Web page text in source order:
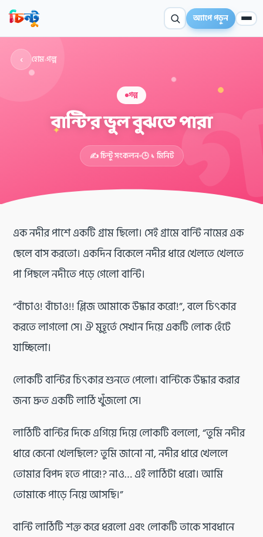
অ্যাপে পড়ুন
✦
‹ হোম›গল্প
গল্প
বান্টি’র ভুল বুঝতে পারা
✍️ চিন্টু সংকলন 🕒 ১ মিনিট
এক নদীর পাশে একটি গ্রাম ছিলো। সেই গ্রামে বান্টি নামের এক
ছেলে বাস করতো। একদিন বিকেলে নদীর ধারে খেলতে খেলতে
পা পিছলে নদীতে পড়ে গেলো বান্টি।
“বাঁচাও! বাঁচাও!! প্লিজ আমাকে উদ্ধার করো!”, বলে চিৎকার
করতে লাগলো সে। ঐ মুহূর্তে সেখান দিয়ে একটি লোক হেঁটে
যাচ্ছিলো।
লোকটি বান্টির চিৎকার শুনতে পেলো। বান্টিকে উদ্ধার করার
জন্য দ্রুত একটি লাঠি খুঁজলো সে।
লাঠিটি বান্টির দিকে এগিয়ে দিয়ে লোকটি বললো, “তুমি নদীর
ধারে কেনো খেলছিলে? তুমি জানো না, নদীর ধারে খেললে
তোমার বিপদ হতে পারে!? নাও… এই লাঠিটা ধরো। আমি
তোমাকে পাড়ে নিয়ে আসছি।”
বান্টি লাঠিটি শক্ত করে ধরলো এবং লোকটি তাকে সাবধানে